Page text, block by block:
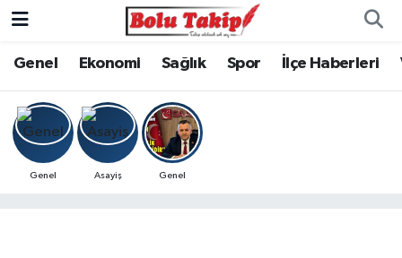
Genel Ekonomi Sağlık Spor İlçe Haberleri
Genel Asayiş Genel